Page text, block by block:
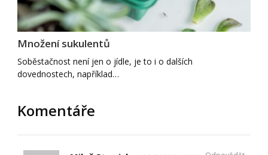
Množení sukulentů
Soběstačnost není jen o jídle, je to i o dalších
dovednostech, například…
Komentáře